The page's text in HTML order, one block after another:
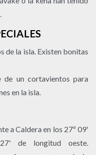
de la isla. Existen bonitas
de un cortavientos para
en la isla.
a Caldera en los 27º 09'
de longitud oeste.